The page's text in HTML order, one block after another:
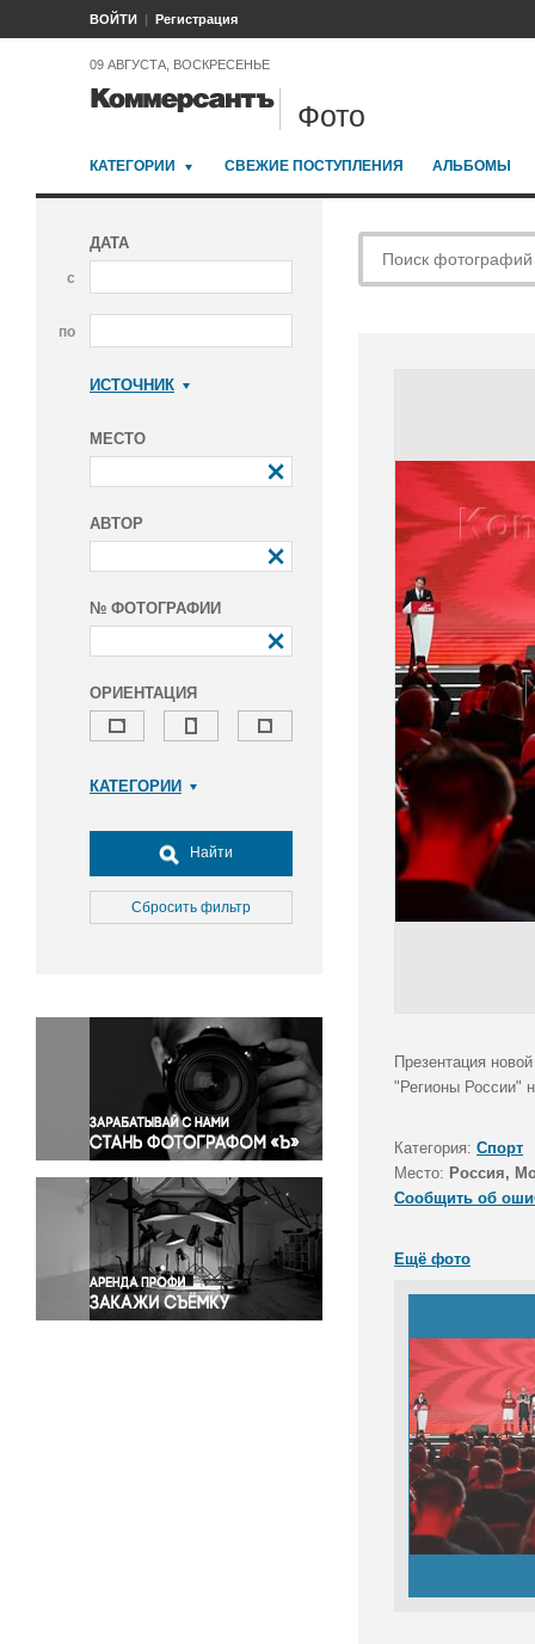
ВОЙТИ Регистрация
09 АВГУСТА, ВОСКРЕСЕНЬЕ
Фото
КАТЕГОРИИ СВЕЖИЕ ПОСТУПЛЕНИЯ АЛЬБОМЫ
ДАТА
с
по
ИСТОЧНИК
МЕСТО
АВТОР
№ ФОТОГРАФИИ
ОРИЕНТАЦИЯ
КАТЕГОРИИ
Досуг, туризм и отдых
Культура
Медицина
Окружающая среда
Политика
Правосудие
Происшествия и конфликты
Религия
Светская жизнь
Спорт
Экология
Экономика и бизнес
Найти
Сбросить фильтр
Презентация
"Регионы России"
Категория: Спорт
Место: Россия,
Сообщить об
Ещё фото